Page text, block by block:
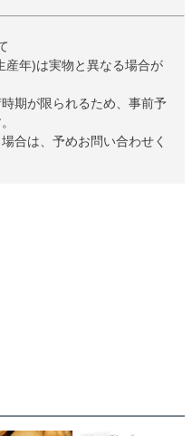
産年)は実物と異なる場合が
期が限られるため、事前予
合は、予めお問い合わせく